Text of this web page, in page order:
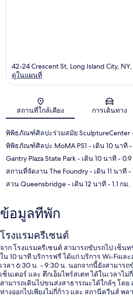
แผนที่
42-24 Crescent St, Long Island City, NY,
ดูในแผนที่
สถานที่ใกล้เคียง การเดินทาง
พิพิธภัณฑ์ศิลปะร่วมสมัย SculptureCenter
พิพิธภัณฑ์ศิลปะ MoMA PS1 - เดิน 10 นาที-
Gantry Plaza State Park- เดิน 10 นาที- 0.9
สถานที่จัดงาน The Foundry- เดิน 11 นาที-
สวน Queensbridge- เดิน 12 นาที- 1.1 กม.
ข้อมูลที่พัก
โรงแรมครีเซนต์
จาก โรงแรมครีเซนต์ สามารถขับรถไป เซ็น
ใน 10 นาที บริการฟรี ได้แก่ บริการ Wi-Fiแล
เวลา 6:30 น. - 9:30 น. นอกจากนี้ยังสามารถ
เซ็นเตอร์ และ ตึกเอ็มไพร์สเตท ได้ในเวลาไ
สามารถเดินไปขนส่งสาธารณะได้ใกล้ๆ โด
ห่างออกไปเพียงไม่กี่ก้าว และ สถานีควีนส์ พล